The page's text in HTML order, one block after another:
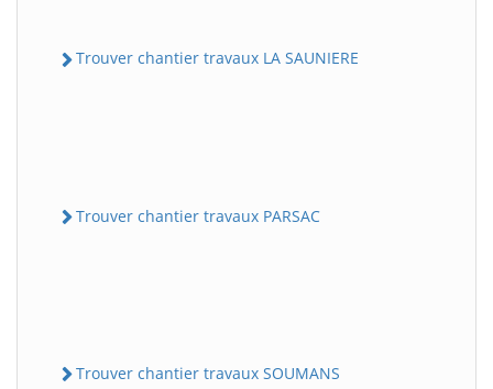
Trouver chantier travaux LA SAUNIERE
Trouver chantier travaux PARSAC
Trouver chantier travaux SOUMANS